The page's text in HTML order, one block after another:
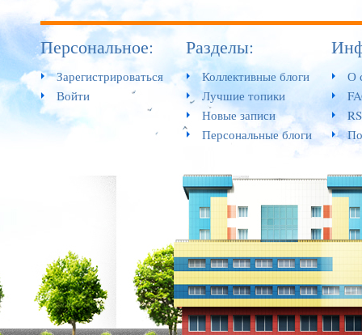
Персональное:
Зарегистрироваться
Войти
Разделы:
Коллективные блоги
Лучшие топики
Новые записи
Персональные блоги
О